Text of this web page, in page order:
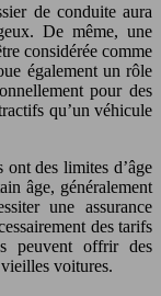
de conduite aura
De même, une
considérée comme
également un rôle
pour des
qu’un véhicule
des limites d’âge
âge, généralement
une assurance
des tarifs
peuvent offrir des
voitures.